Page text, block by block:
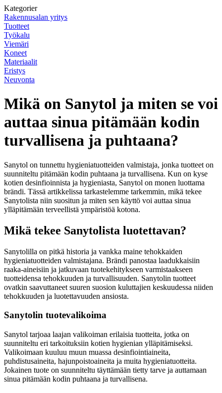
Kategorier
Rakennusalan yritys
Tuotteet
Työkalu
Viemäri
Koneet
Materiaalit
Eristys
Neuvonta
Mikä on Sanytol ja miten se voi
auttaa sinua pitämään kodin
turvallisena ja puhtaana?
Sanytol on tunnettu hygieniatuotteiden valmistaja, jonka tuotteet on
suunniteltu pitämään kodin puhtaana ja turvallisena. Kun on kyse
kotien desinfioinnista ja hygieniasta, Sanytol on monen luottama
brändi. Tässä artikkelissa tarkastelemme tarkemmin, mikä tekee
Sanytolista niin suositun ja miten sen käyttö voi auttaa sinua
ylläpitämään terveellistä ympäristöä kotona.
Mikä tekee Sanytolista luotettavan?
Sanytolilla on pitkä historia ja vankka maine tehokkaiden
hygieniatuotteiden valmistajana. Brändi panostaa laadukkaisiin
raaka-aineisiin ja jatkuvaan tuotekehitykseen varmistaakseen
tuotteidensa tehokkuuden ja turvallisuuden. Sanytolin tuotteet
ovatkin saavuttaneet suuren suosion kuluttajien keskuudessa niiden
tehokkuuden ja luotettavuuden ansiosta.
Sanytolin tuotevalikoima
Sanytol tarjoaa laajan valikoiman erilaisia tuotteita, jotka on
suunniteltu eri tarkoituksiin kotien hygienian ylläpitämiseksi.
Valikoimaan kuuluu muun muassa desinfiointiaineita,
puhdistusaineita, hajunpoistoaineita ja muita hygieniatuotteita.
Jokainen tuote on suunniteltu täyttämään tietty tarve ja auttamaan
sinua pitämään kodin puhtaana ja turvallisena.